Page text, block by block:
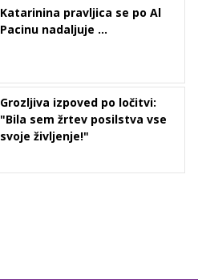
Katarinina pravljica se po Al
Pacinu nadaljuje ...
Grozljiva izpoved po ločitvi:
"Bila sem žrtev posilstva vse
svoje življenje!"